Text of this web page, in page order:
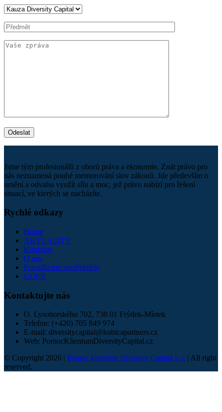
Jsme tým profesionálů z oborů práva a ekonomie. Znát právo pro
nás neznamená pouhé memorování slov zákonů. Jde především o
umění a odvahu využít sílu a moc, jež právo nabízí pro řešení
situací, ve kterých se nacházíte.
Rychlé odkazy
Home
AKTUALITY
Kontakty
O nás
Pravidla pro spotřebitele
GDPR
Kontaktujte nás
O. Lysohorského 702, 738 01 Frýdek-Místek
Telefon: (+420) 705 849 974
E-mail: diversitycapital@kubicapartners.cz
Web: PomocKlientumDiversityCapital.cz
© Copyright 2026 | Pomoc klientům Diversity Capital a.s. | All right
reserved.